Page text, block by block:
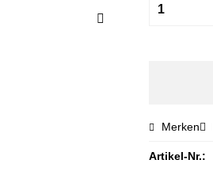
Merken
Artikel-Nr.: